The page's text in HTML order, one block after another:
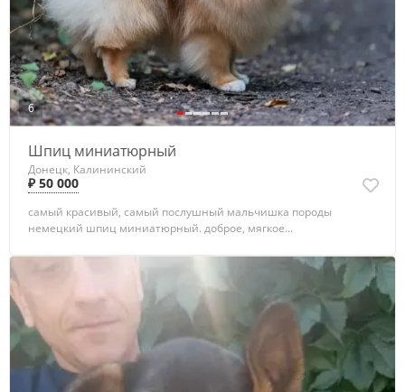
6
Шпиц миниатюрный
Донецк, Калининский
₽ 50 000
самый красивый, самый послушный мальчишка породы
немецкий шпиц миниатюрный. доброе, мягкое...